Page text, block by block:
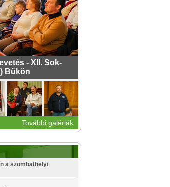
- XII. Sok-
Bükön
További galériák
a szombathelyi